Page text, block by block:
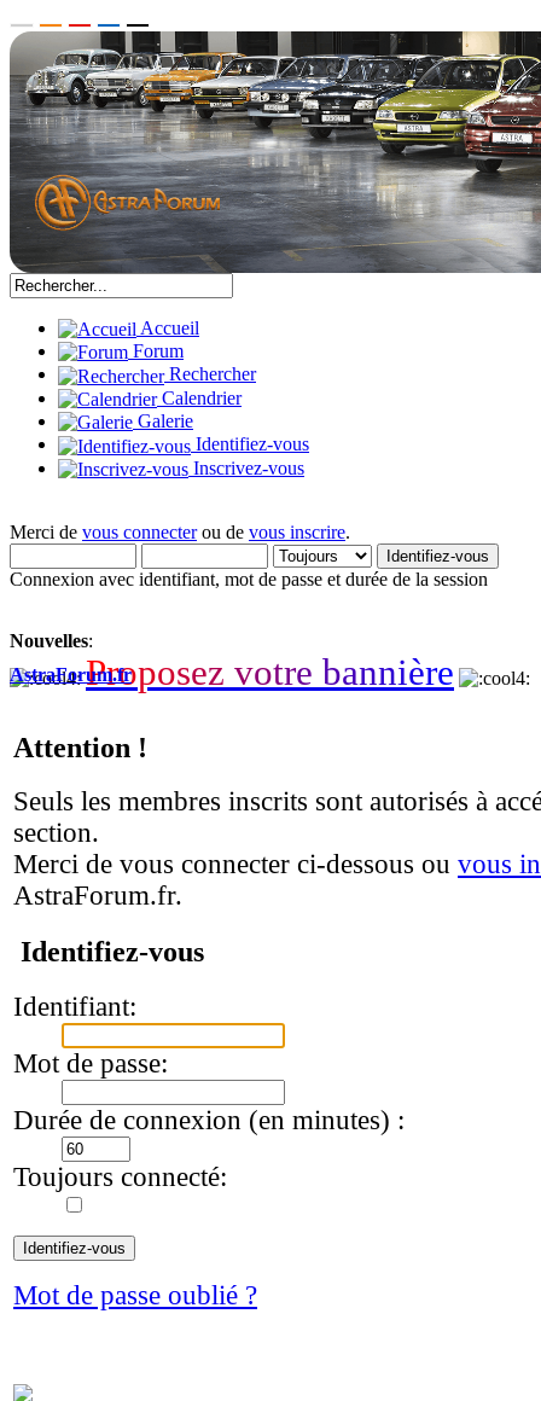
Accueil
Forum
Rechercher
Calendrier
Galerie
Identifiez-vous
Inscrivez-vous
Merci de vous connecterou de vous inscrire.
Connexion avec identifiant, mot de passe et durée de la session
Nouvelles:
Proposez votre bannière
AstraForum.fr
Attention !
Seuls les membres inscrits sont autorisés à
section.
Merci de vous connecter ci-dessous ou vous
AstraForum.fr.
Identifiez-vous
Identifiant:
Mot de passe:
Durée de connexion (en minutes) :
Toujours connecté:
Mot de passe oublié ?